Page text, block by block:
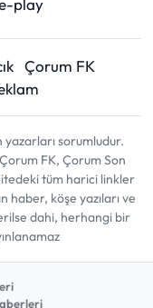
Çorum FK
sorumludur.
FK, Çorum Son
tüm harici linkler
haber, köşe yazıları ve
dahi, herhangi bir